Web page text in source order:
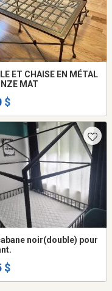
ET CHAISE EN MÉTAL
MAT
$
noir(double) pour
$